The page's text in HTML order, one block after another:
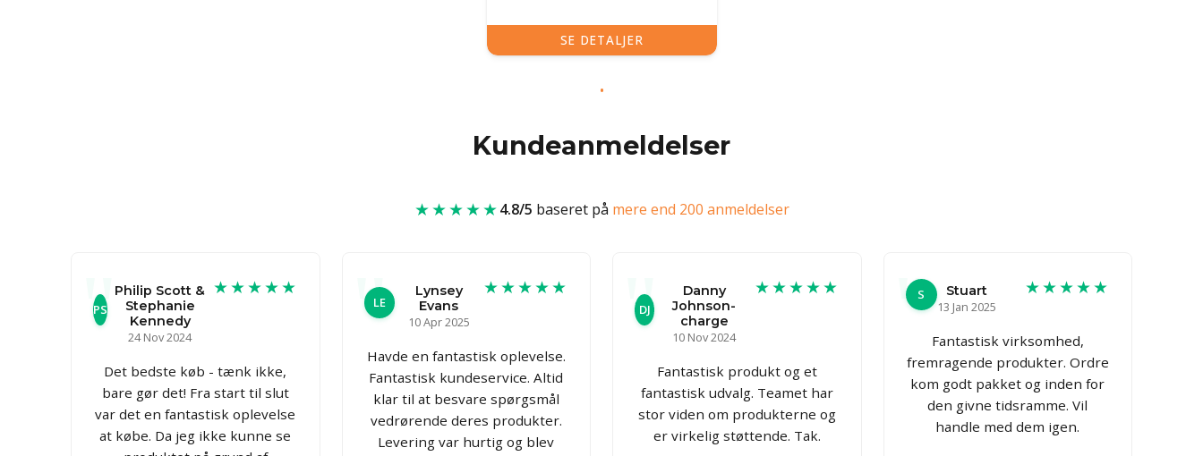
SE DETALJER
Kundeanmeldelser
★★★★★4.8/5 baseret på mere end 200 anmeldelser
PS
Philip Scott &
Stephanie
Kennedy
24 Nov 2024
★★★★★
Det bedste køb - tænk ikke,
bare gør det! Fra start til slut
var det en fantastisk oplevelse
at købe. Da jeg ikke kunne se
LE
Lynsey
Evans
10 Apr 2025
★★★★★
Havde en fantastisk oplevelse.
Fantastisk kundeservice. Altid
klar til at besvare spørgsmål
vedrørende deres produkter.
Levering var hurtig og blev
DJ
Danny
Johnson-
charge
10 Nov 2024
★★★★★
Fantastisk produkt og et
fantastisk udvalg. Teamet har
stor viden om produkterne og
er virkelig støttende. Tak.
S
Stuart
13 Jan 2025
★★★★★
Fantastisk virksomhed,
fremragende produkter. Ordre
kom godt pakket og inden for
den givne tidsramme. Vil
handle med dem igen.